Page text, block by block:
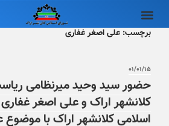
برچسب: علی اصغر غفاری
۰۱/۰۱/۱۵
حضور سید وحید میرنظامی
کلانشهر اراک و علی اصغر